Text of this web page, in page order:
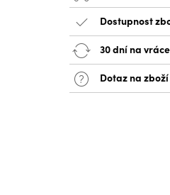
Dostupnost
30 dní na
Dotaz na zboží